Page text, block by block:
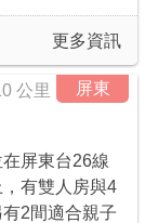
更多資訊
屏東
公里
屏東台26線
有雙人房與4
有2間適合親子